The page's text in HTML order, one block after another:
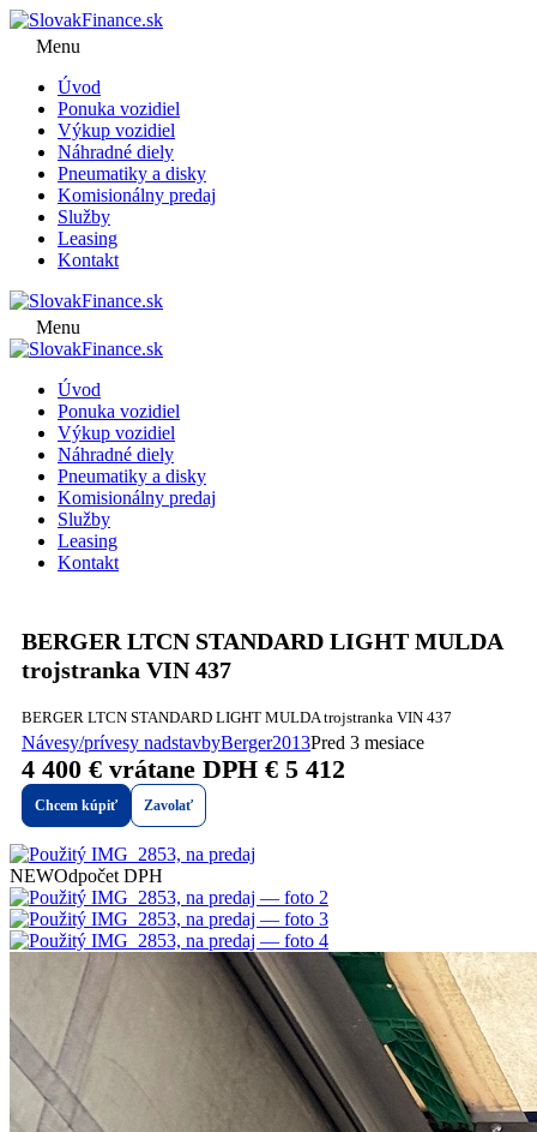
Menu
Úvod
Ponuka vozidiel
Výkup vozidiel
Náhradné diely
Pneumatiky a disky
Komisionálny predaj
Služby
Leasing
Kontakt
Menu
Úvod
Ponuka vozidiel
Výkup vozidiel
Náhradné diely
Pneumatiky a disky
Komisionálny predaj
Služby
Leasing
Kontakt
BERGER LTCN STANDARD LIGHT MULDA
trojstranka VIN 437
BERGER LTCN STANDARD LIGHT MULDA trojstranka VIN 437
Návesy/prívesy nadstavbyBerger2013Pred 3 mesiace
4 400 € vrátane DPH € 5 412
Chcem kúpiť Zavolať
NEWOdpočet DPH